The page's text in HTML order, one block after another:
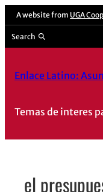
Skip
content
A website from UGA
Search
Enlace Latino:
Temas de interes
el